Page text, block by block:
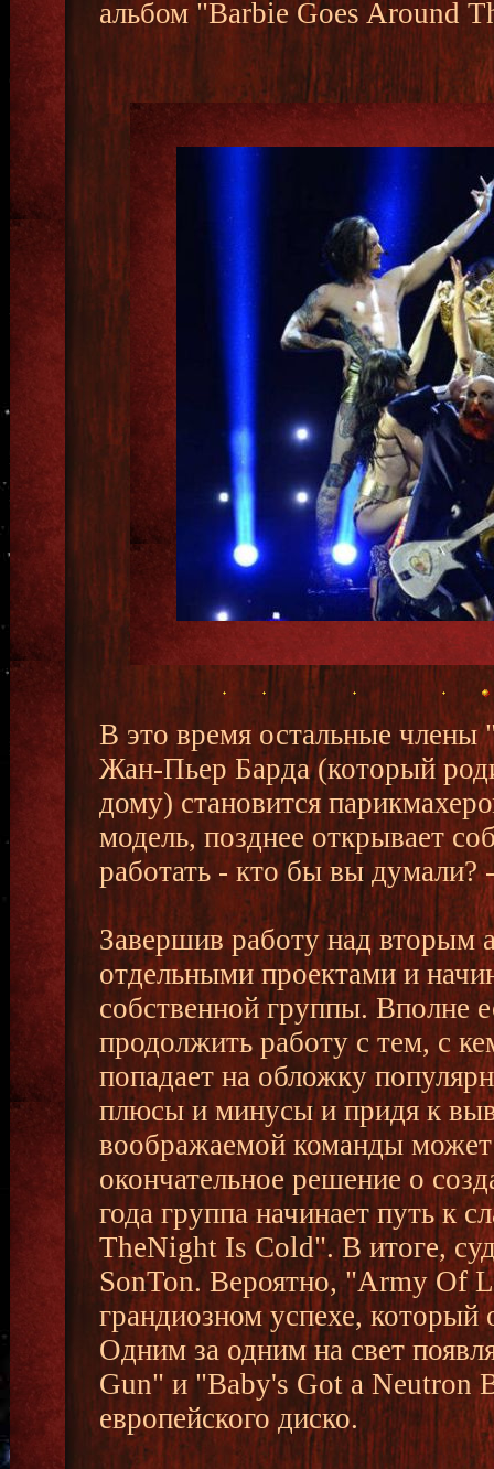
альбом "Barbie Goes Around
В это время остальные
Жан-Пьер Барда (который
дому) становится
модель, позднее открывает
работать - кто бы вы
Завершив работу над вторым
отдельными проектами и
собственной группы. Вполне
продолжить работу с тем, с
попадает на обложку
плюсы и минусы и придя к
воображаемой команды
окончательное решение о
года группа начинает путь к
TheNight Is Cold". В итоге,
SonTon. Вероятно, "Army Of
грандиозном успехе,
Одним за одним на свет
Gun" и "Baby's Got a Neutron
европейского диско.